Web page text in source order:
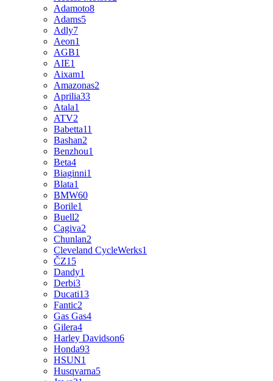
Adamoto8
Adams5
Adly7
Aeon1
AGB1
AIE1
Aixam1
Amazonas2
Aprilia33
Atala1
ATV2
Babetta11
Bashan2
Benzhou1
Beta4
Biaginni1
Blata1
BMW60
Borile1
Buell2
Cagiva2
Chunlan2
Cleveland CycleWerks1
ČZ15
Dandy1
Derbi3
Ducati13
Fantic2
Gas Gas4
Gilera4
Harley Davidson6
Honda93
HSUN1
Husqvarna5